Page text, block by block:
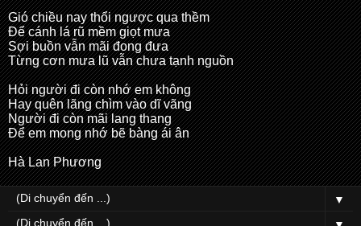
Gió chiều nay thổi ngược qua thềm
Để cánh lá rũ mềm giọt mưa
Sợi buồn vẫn mãi đong đưa
Từng cơn mưa lũ vẫn chưa tạnh nguồn
Hỏi người đi còn nhớ em không
Hay quên lãng chìm vào dĩ vãng
Người đi còn mãi lang thang
Để em mong nhớ bẽ bàng ái ân
Hà Lan Phương
▼